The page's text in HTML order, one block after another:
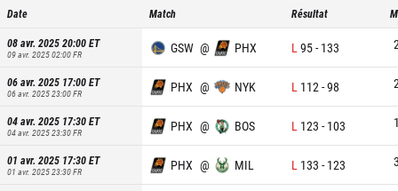
Date Match Résultat
08 avr. 2025 20:00ET
09 avr. 2025 02:00FR GSW @ PHX L 95- 133
06 avr. 2025 17:00ET
06 avr. 2025 23:00FR PHX @ NYK L 112 -98
04 avr. 2025 17:30ET
04 avr. 2025 23:30FR PHX @ BOS L 123 - 103
01 avr. 2025 17:30ET
01 avr. 2025 23:30FR PHX @ MIL L 133 - 123